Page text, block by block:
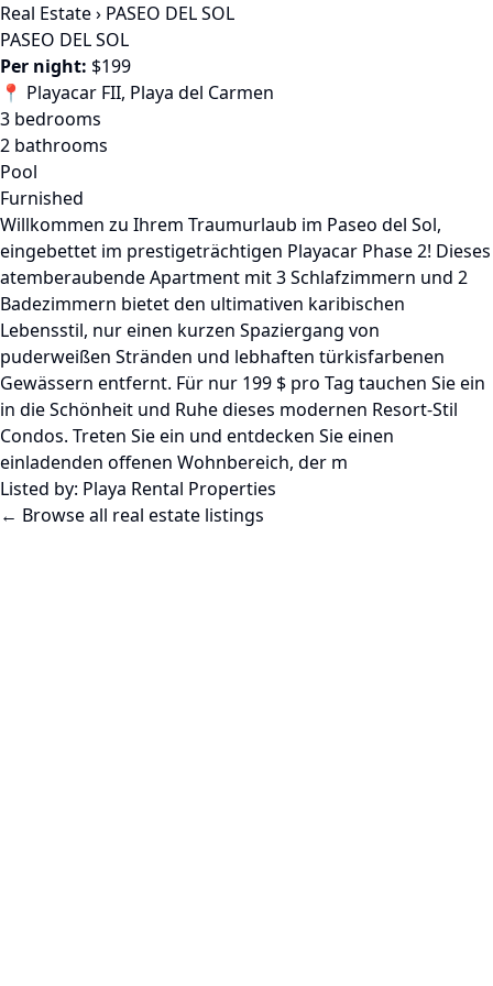
Real Estate› PASEO DEL SOL
PASEO DEL SOL
Per night: $199
📍 Playacar FII, Playa del Carmen
3 bedrooms
2 bathrooms
Pool
Furnished
Willkommen zu Ihrem Traumurlaub im Paseo del Sol,
eingebettet im prestigeträchtigen Playacar Phase 2! Dieses
atemberaubende Apartment mit 3 Schlafzimmern und 2
Badezimmern bietet den ultimativen karibischen
Lebensstil, nur einen kurzen Spaziergang von
puderweißen Stränden und lebhaften türkisfarbenen
Gewässern entfernt. Für nur 199 $ pro Tag tauchen Sie ein
in die Schönheit und Ruhe dieses modernen Resort-Stil
Condos. Treten Sie ein und entdecken Sie einen
einladenden offenen Wohnbereich, der m
Listed by: Playa Rental Properties
← Browse all real estate listings